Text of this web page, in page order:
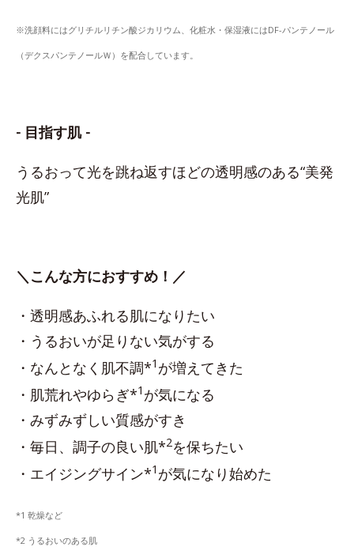
※洗顔料にはグリチルリチン酸ジカリウム、化粧水・保湿液にはDF-パンテノール
（デクスパンテノールＷ）を配合しています。
- 目指す肌 -
うるおって光を跳ね返すほどの透明感のある“美発
光肌”
＼こんな方におすすめ！／
・透明感あふれる肌になりたい
・うるおいが足りない気がする
・なんとなく肌不調*1 が増えてきた
・肌荒れやゆらぎ*1 が気になる
・みずみずしい質感がすき
・毎日、調子の良い肌*2を保ちたい
・エイジングサイン*1 が気になり始めた
*1 乾燥など
*2 うるおいのある肌